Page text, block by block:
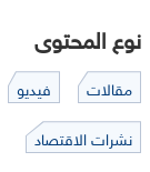
نوع المحتوى
مقالات فيديو
نشرات الاقتصاد